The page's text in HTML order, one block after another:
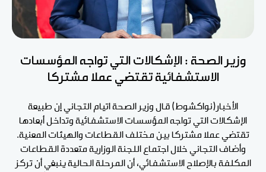
وزير الصحة : الإشكالات التي تواجه المؤسسات
الاستشفائية تقتضي عملا مشتركا
الأخبار(نواكشوط) قال وزير الصحة اتيام التجاني إن طبيعة
الإشكالات التي تواجه المؤسسات الاستشفائية وتداخل أبعادها
تقتضي عملا مشتركا بين مختلف القطاعات والهيئات المعنية.
وأضاف التجاني خلال اجتماع اللجنة الوزارية متعددة القطاعات
المكلفة بالإصلاح الاستشفائي، أن المرحلة الحالية ينبغي أن تركز